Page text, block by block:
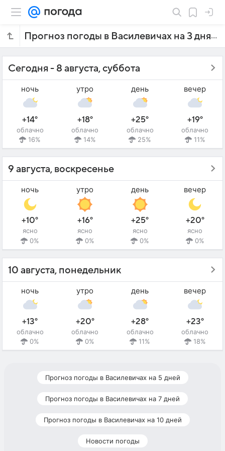
Прогноз погоды в Василевичах на 3 дня
Сегодня - 8 августа, суббота
ночь
+14°
облачно
16%
утро
+18°
облачно
14%
день
+25°
облачно
25%
вечер
+19°
облачно
11%
9 августа, воскресенье
ночь
+10°
ясно
0%
утро
+16°
ясно
0%
день
+25°
ясно
0%
вечер
+20°
ясно
0%
10 августа, понедельник
ночь
+13°
облачно
0%
утро
+20°
облачно
0%
день
+28°
облачно
11%
вечер
+23°
облачно
18%
Прогноз погоды в Василевичах на 5 дней
Прогноз погоды в Василевичах на 7 дней
Прогноз погоды в Василевичах на 10 дней
Новости погоды